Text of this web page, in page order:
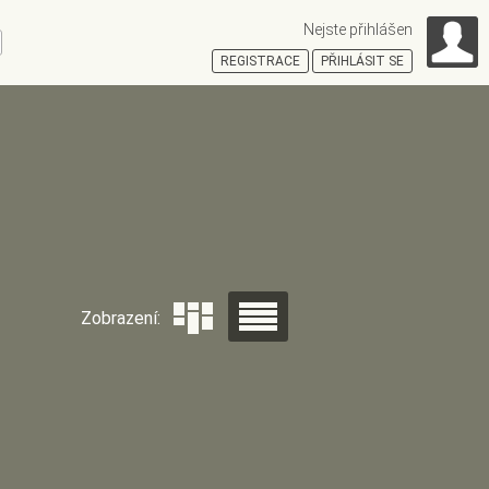
Zobrazení:
Nejste přihlášen
REGISTRACE PŘIHLÁSIT SE